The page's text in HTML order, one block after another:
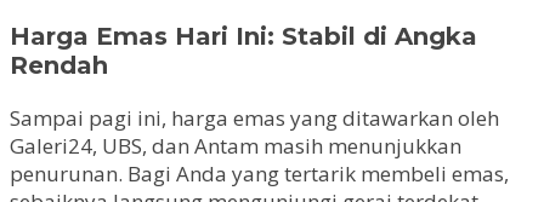
Harga Emas Hari Ini: Stabil di Angka
Rendah
Sampai pagi ini, harga emas yang ditawarkan oleh
Galeri24, UBS, dan Antam masih menunjukkan
penurunan. Bagi Anda yang tertarik membeli emas,